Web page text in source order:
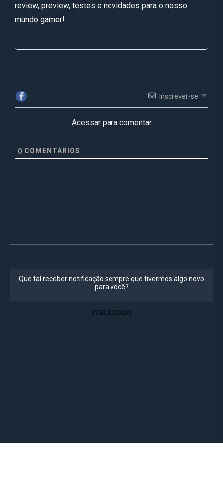
review, preview, testes e novidades para o nosso
mundo gamer!
Inscrever-se
Acessar para comentar
0 COMENTÁRIOS